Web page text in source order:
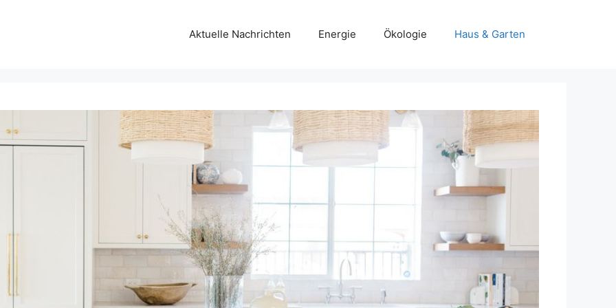
Aktuelle Nachrichten Energie Ökologie Haus & Garten